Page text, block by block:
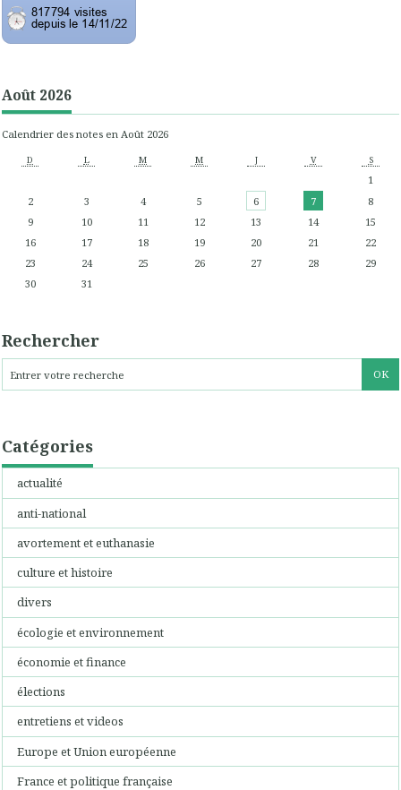
Août 2026
Calendrier des notes en Août 2026
D L M M J V S
1
2
3 4 5 6 7
8
9
10 11 12 13 14
15
16
17 18 19 20 21
22
23
24 25 26 27 28
29
30
31
Rechercher
Catégories
actualité
anti-national
avortement et euthanasie
culture et histoire
divers
écologie et environnement
économie et finance
élections
entretiens et videos
Europe et Union européenne
France et politique française